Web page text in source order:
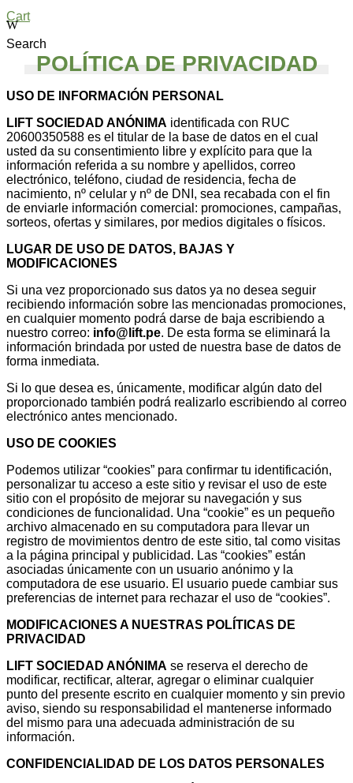
Cart
Search
POLÍTICA DE PRIVACIDAD
USO DE INFORMACIÓN PERSONAL
LIFT SOCIEDAD ANÓNIMA identificada con RUC
20600350588 es el titular de la base de datos en el cual
usted da su consentimiento libre y explícito para que la
información referida a su nombre y apellidos, correo
electrónico, teléfono, ciudad de residencia, fecha de
nacimiento, nº celular y nº de DNI, sea recabada con el fin
de enviarle información comercial: promociones, campañas,
sorteos, ofertas y similares, por medios digitales o físicos.
LUGAR DE USO DE DATOS, BAJAS Y
MODIFICACIONES
Si una vez proporcionado sus datos ya no desea seguir
recibiendo información sobre las mencionadas promociones,
en cualquier momento podrá darse de baja escribiendo a
nuestro correo: info@lift.pe. De esta forma se eliminará la
información brindada por usted de nuestra base de datos de
forma inmediata.
Si lo que desea es, únicamente, modificar algún dato del
proporcionado también podrá realizarlo escribiendo al correo
electrónico antes mencionado.
USO DE COOKIES
Podemos utilizar “cookies” para confirmar tu identificación,
personalizar tu acceso a este sitio y revisar el uso de este
sitio con el propósito de mejorar su navegación y sus
condiciones de funcionalidad. Una “cookie” es un pequeño
archivo almacenado en su computadora para llevar un
registro de movimientos dentro de este sitio, tal como visitas
a la página principal y publicidad. Las “cookies” están
asociadas únicamente con un usuario anónimo y la
computadora de ese usuario. El usuario puede cambiar sus
preferencias de internet para rechazar el uso de “cookies”.
MODIFICACIONES A NUESTRAS POLÍTICAS DE
PRIVACIDAD
LIFT SOCIEDAD ANÓNIMA se reserva el derecho de
modificar, rectificar, alterar, agregar o eliminar cualquier
punto del presente escrito en cualquier momento y sin previo
aviso, siendo su responsabilidad el mantenerse informado
del mismo para una adecuada administración de su
información.
CONFIDENCIALIDAD DE LOS DATOS PERSONALES